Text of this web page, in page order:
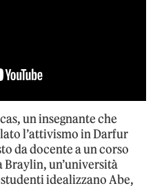
un insegnante che
l’attivismo in Darfur
da docente a un corso
Braylin, un’università
idealizzano Abe,